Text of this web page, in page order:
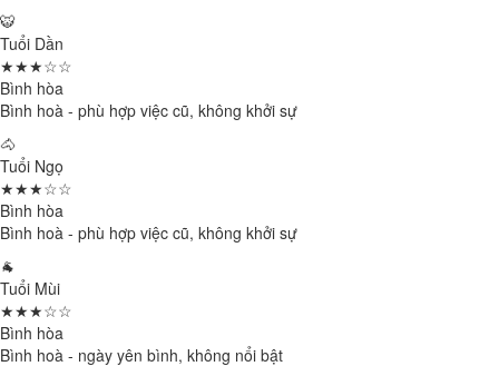
🐯
Tuổi Dần
★★★☆☆
Bình hòa
Bình hoà - phù hợp việc cũ, không khởi sự
🐴
Tuổi Ngọ
★★★☆☆
Bình hòa
Bình hoà - phù hợp việc cũ, không khởi sự
🐐
Tuổi Mùi
★★★☆☆
Bình hòa
Bình hoà - ngày yên bình, không nổi bật